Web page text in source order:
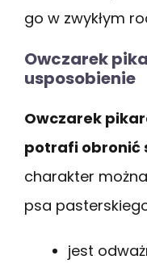
go w zwykłym
Owczarek
usposobienie
Owczarek
potrafi obronić
charakter
psa
jest